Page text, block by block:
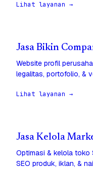
Lihat layanan →
Jasa Bikin
Website profil
legalitas, portofolio, &
Lihat layanan →
Jasa Kelola
Optimasi & kelola
SEO produk, iklan, &